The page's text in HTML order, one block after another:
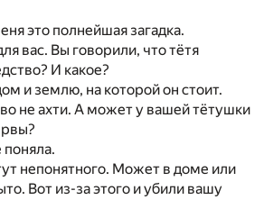
это полнейшая загадка.
вас. Вы говорили, что тётя
И какое?
и землю, на которой он стоит.
не ахти. А может у вашей тётушки
непонятного. Может в доме или
Вот из-за этого и убили вашу